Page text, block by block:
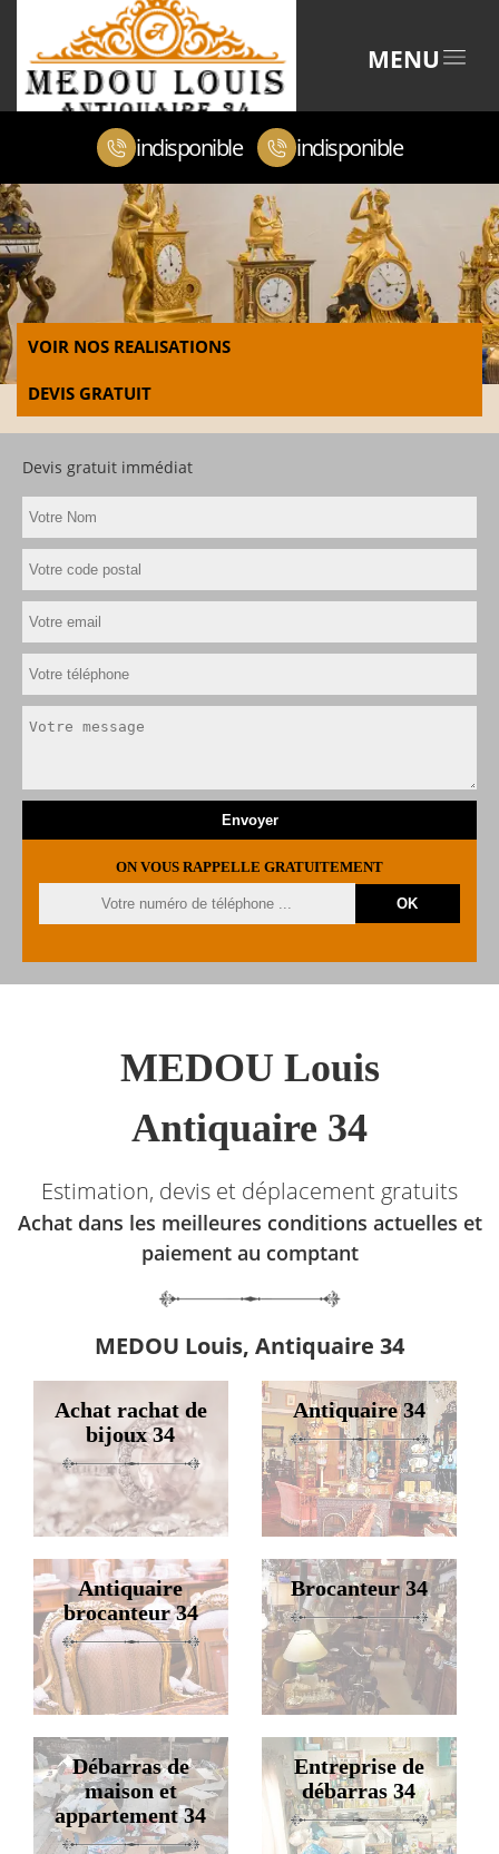
MENU
indisponible indisponible
VOIR NOS REALISATIONS
DEVIS GRATUIT
Devis gratuit immédiat
ON VOUS RAPPELLE GRATUITEMENT
MEDOU Louis
Antiquaire 34
Estimation, devis et déplacement gratuits
Achat dans les meilleures conditions actuelles et
paiement au comptant
MEDOU Louis, Antiquaire 34
Achat rachat de
bijoux 34
Antiquaire 34
Antiquaire
brocanteur 34
Brocanteur 34
Débarras de
maison et
appartement 34
Entreprise de
débarras 34